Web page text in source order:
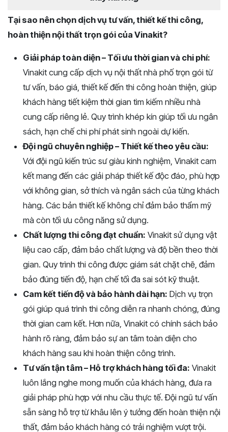
Tại sao nên chọn dịch vụ tư vấn, thiết kế thi công,
hoàn thiện nội thất trọn gói của Vinakit?
Giải pháp toàn diện – Tối ưu thời gian và chi phí:
Vinakit cung cấp dịch vụ nội thất nhà phố trọn gói từ
tư vấn, báo giá, thiết kế đến thi công hoàn thiện, giúp
khách hàng tiết kiệm thời gian tìm kiếm nhiều nhà
cung cấp riêng lẻ. Quy trình khép kín giúp tối ưu ngân
sách, hạn chế chi phí phát sinh ngoài dự kiến.
Đội ngũ chuyên nghiệp – Thiết kế theo yêu cầu:
Với đội ngũ kiến trúc sư giàu kinh nghiệm, Vinakit cam
kết mang đến các giải pháp thiết kế độc đáo, phù hợp
với không gian, sở thích và ngân sách của từng khách
hàng. Các bản thiết kế không chỉ đảm bảo thẩm mỹ
mà còn tối ưu công năng sử dụng.
Chất lượng thi công đạt chuẩn: Vinakit sử dụng vật
liệu cao cấp, đảm bảo chất lượng và độ bền theo thời
gian. Quy trình thi công được giám sát chặt chẽ, đảm
bảo đúng tiến độ, hạn chế tối đa sai sót kỹ thuật.
Cam kết tiến độ và bảo hành dài hạn: Dịch vụ trọn
gói giúp quá trình thi công diễn ra nhanh chóng, đúng
thời gian cam kết. Hơn nữa, Vinakit có chính sách bảo
hành rõ ràng, đảm bảo sự an tâm toàn diện cho
khách hàng sau khi hoàn thiện công trình.
Tư vấn tận tâm – Hỗ trợ khách hàng tối đa: Vinakit
luôn lắng nghe mong muốn của khách hàng, đưa ra
giải pháp phù hợp với nhu cầu thực tế. Đội ngũ tư vấn
sẵn sàng hỗ trợ từ khâu lên ý tưởng đến hoàn thiện nội
thất, đảm bảo khách hàng có trải nghiệm vượt trội.